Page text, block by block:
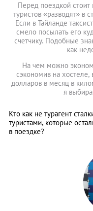
Перед поездкой стоит
туристов «разводят» в
Если в Тайланде
смело посылать его
счетчику. Подобные
как
На чем можно
сэкономив на хостеле,
долларов в месяц в
я
Кто как не турагент
туристами, которые
в поездке?